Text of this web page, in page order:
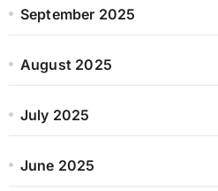
September 2025
August 2025
July 2025
June 2025